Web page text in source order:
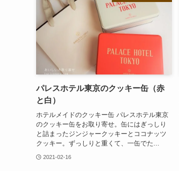
パレスホテル東京のクッキー缶（赤
と白）
ホテルメイドのクッキー缶 パレスホテル東京
のクッキー缶をお取り寄せ。缶にはぎっしり
と詰まったジンジャークッキーとココナッツ
クッキー。ずっしりと重くて、一缶でた...
2021-02-16